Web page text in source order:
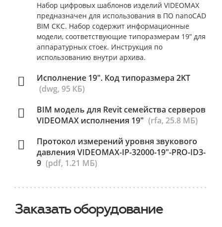
Набор цифровых шаблонов изделий VIDEOMAX
предназначен для использования в ПО nanoCAD
BIM СКС. Набор содержит информационные
модели, соответствующие типоразмерам 19” для
аппаратурных стоек. Инструкция по
использованию внутри архива.
Исполнение 19". Код типоразмера 2KT
(dwg, 95 КБ)
BIM модель для Revit семейства серверов
VIDEOMAX исполнения 19" (rfa, 25.8 МБ)
Протокол измерений уровня звукового
давления VIDEOMAX-IP-32000-19"-PRO-ID3-
9 (pdf, 1.21 МБ)
Заказать оборудование